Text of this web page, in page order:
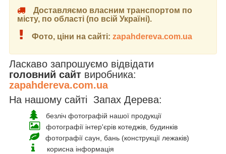
Доставляємо власним транспортом по
місту, по області (по всій Україні).
Фото, ціни на сайті: zapahdereva.com.ua
Ласкаво запрошуємо відвідати
головний сайт виробника:
zapahdereva.com.ua
На нашому сайті Запах Дерева:
безліч фотографій нашої продукції
фотографії інтер'єрів котеджів, будинків
фотографії саун, бань (конструкції лежаків)
корисна інформація